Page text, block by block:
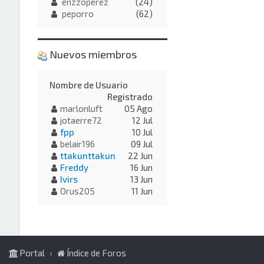
peporro
(62)
Nuevos miembros
Nombre de Usuario
Registrado
marlonluft
05 Ago
jotaerre72
12 Jul
fpp
10 Jul
belair196
09 Jul
ttakunttakun
22 Jun
Freddy
16 Jun
Ivirs
13 Jun
Orus205
11 Jun
Portal Índice de Foros